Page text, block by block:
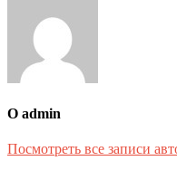
О admin
Посмотреть все записи